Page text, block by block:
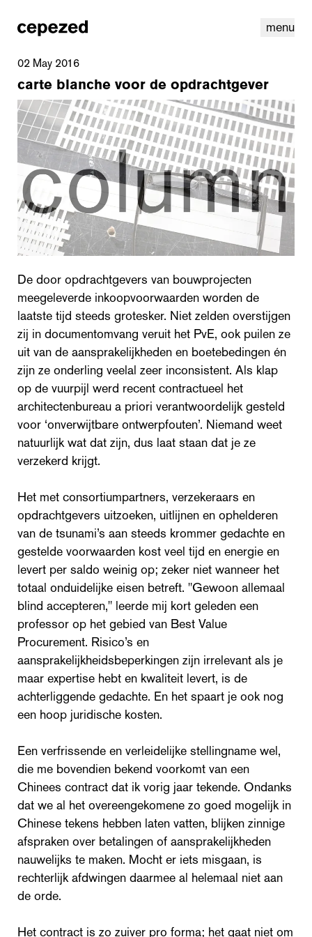
menu
linkedinyoutube cookies |
02 May 2016
carte blanche voor de opdrachtgever
De door opdrachtgevers van bouwprojecten
meegeleverde inkoopvoorwaarden worden de
laatste tijd steeds grotesker. Niet zelden overstijgen
zij in documentomvang veruit het PvE, ook puilen ze
uit van de aansprakelijkheden en boetebedingen én
zijn ze onderling veelal zeer inconsistent. Als klap
op de vuurpijl werd recent contractueel het
architectenbureau a priori verantwoordelijk gesteld
voor ‘onverwijtbare ontwerpfouten’. Niemand weet
natuurlijk wat dat zijn, dus laat staan dat je ze
verzekerd krijgt.
Het met consortiumpartners, verzekeraars en
opdrachtgevers uitzoeken, uitlijnen en ophelderen
van de tsunami’s aan steeds krommer gedachte en
gestelde voorwaarden kost veel tijd en energie en
levert per saldo weinig op; zeker niet wanneer het
totaal onduidelijke eisen betreft. "Gewoon allemaal
blind accepteren," leerde mij kort geleden een
professor op het gebied van Best Value
Procurement. Risico’s en
aansprakelijkheidsbeperkingen zijn irrelevant als je
maar expertise hebt en kwaliteit levert, is de
achterliggende gedachte. En het spaart je ook nog
een hoop juridische kosten.
Een verfrissende en verleidelijke stellingname wel,
die me bovendien bekend voorkomt van een
Chinees contract dat ik vorig jaar tekende. Ondanks
dat we al het overeengekomene zo goed mogelijk in
Chinese tekens hebben laten vatten, blijken zinnige
afspraken over betalingen of aansprakelijkheden
nauwelijks te maken. Mocht er iets misgaan, is
rechterlijk afdwingen daarmee al helemaal niet aan
de orde.
Het contract is zo zuiver pro forma; het gaat niet om